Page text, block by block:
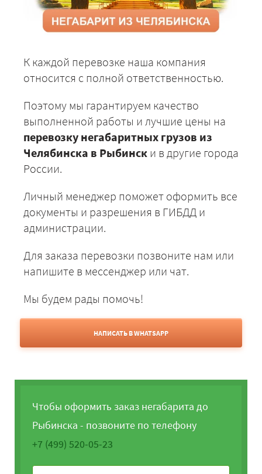
К каждой перевозке наша компания
относится с полной ответственностью.
Поэтому мы гарантируем качество
выполненной работы и лучшие цены на
перевозку негабаритных грузов из
Челябинска в Рыбинск и в другие города
России.
Личный менеджер поможет оформить все
документы и разрешения в ГИБДД и
администрации.
Для заказа перевозки позвоните нам или
напишите в мессенджер или чат.
Мы будем рады помочь!
НАПИСАТЬ В WHATSAPP
Чтобы оформить заказ негабарита до
Рыбинска - позвоните по телефону
+7 (499) 520-05-23